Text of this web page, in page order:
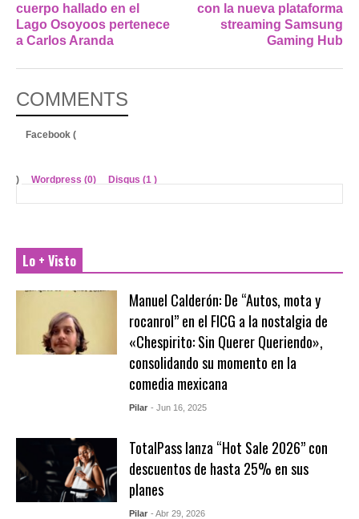
cuerpo hallado en el
Lago Osoyoos pertenece
a Carlos Aranda
con la nueva plataforma
streaming Samsung
Gaming Hub
COMMENTS
Facebook (
) Wordpress (0) Disqus (1 )
Lo + Visto
Manuel Calderón: De “Autos, mota y
rocanrol” en el FICG a la nostalgia de
«Chespirito: Sin Querer Queriendo»,
consolidando su momento en la
comedia mexicana
Pilar - Jun 16, 2025
TotalPass lanza “Hot Sale 2026” con
descuentos de hasta 25% en sus
planes
Pilar - Abr 29, 2026